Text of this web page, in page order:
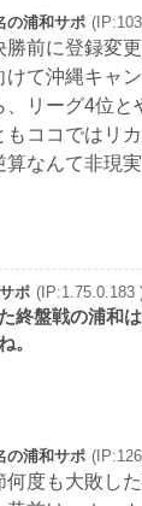
の浦和サポ
勝前に登録変
けて沖縄キャ
、リーグ4位と
もココではリ
算なんて非現実
ポ (IP:1.75.0.183
終盤戦の浦和
。
の浦和サポ
何度も大敗し